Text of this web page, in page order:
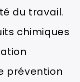
du travail.
chimiques
prévention